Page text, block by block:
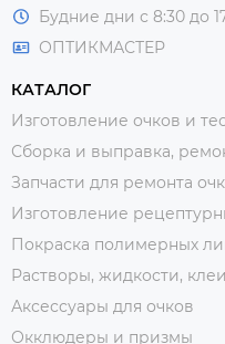
Будние дни с 8:30 до
ОПТИКМАСТЕР
КАТАЛОГ
Изготовление очков и
Сборка и выправка,
Запчасти для ремонта
Изготовление
Покраска полимерных
Растворы, жидкости,
Аксессуары для очков
Окклюдеры и призмы